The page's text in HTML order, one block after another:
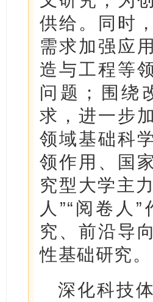
供给。同时
需求加强应
造与工程等
问题；围绕
求，进一步
领域基础科
领作用、国
究型大学主
人”“阅卷人
究、前沿导
性基础研究。
深化科技